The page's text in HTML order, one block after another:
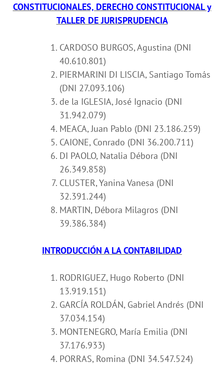
CONSTITUCIONALES, DERECHO CONSTITUCIONAL y
TALLER DE JURISPRUDENCIA
CARDOSO BURGOS, Agustina (DNI
40.610.801)
PIERMARINI DI LISCIA, Santiago Tomás
(DNI 27.093.106)
de la IGLESIA, José Ignacio (DNI
31.942.079)
MEACA, Juan Pablo (DNI 23.186.259)
CAIONE, Conrado (DNI 36.200.711)
DI PAOLO, Natalia Débora (DNI
26.349.858)
CLUSTER, Yanina Vanesa (DNI
32.391.244)
MARTIN, Débora Milagros (DNI
39.386.384)
INTRODUCCIÓN A LA CONTABILIDAD
RODRIGUEZ, Hugo Roberto (DNI
13.919.151)
GARCÍA ROLDÁN, Gabriel Andrés (DNI
37.034.154)
MONTENEGRO, María Emilia (DNI
37.176.933)
PORRAS, Romina (DNI 34.547.524)